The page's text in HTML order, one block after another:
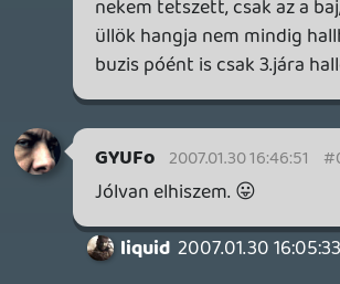
sem jelent 🙂 Hátha kapok valami ötletet,
hogyan ússzam meg a dolgot. 🙂 (Meg
aztán bepótolnám lemaradásomat a
sorozatban. Eddig egy negyed részt,
véletlenül láttam belőle 😛 ).
Project1083 2007.01.30 15:28:42
Project1083 2007.01.30 15:28:42
Ok,akkor i'll change the subject.)
Lakatlan szigetre mondjuk en vinnek egy